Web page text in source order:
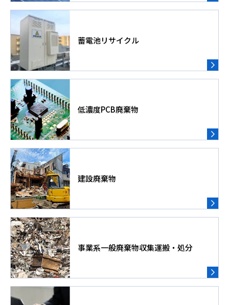
蓄電池リサイクル
低濃度PCB廃棄物
建設廃棄物
事業系一般廃棄物収集運搬・処分